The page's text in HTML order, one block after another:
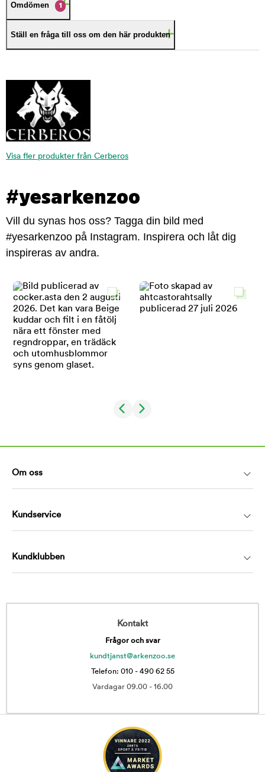
Omdömen 1
Ställ en fråga till oss om den här produkten
Visa fler produkter från Cerberos
#yesarkenzoo
Vill du synas hos oss? Tagga din bild med
#yesarkenzoo på Instagram. Inspirera och låt dig
inspireras av andra.
Om oss
Kundservice
Kundklubben
Kontakt
Frågor och svar
kundtjanst@arkenzoo.se
Telefon: 010 - 490 62 55
Vardagar 09.00 - 16.00